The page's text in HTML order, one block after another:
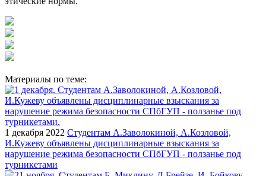
Материалы по теме:
1 декабря 2022 Студентам А.Заволокиной, А.Козловой,
И.Кужеву объявлены дисциплинарные взыскания за
нарушение режима безопасности СПбГУП - ползанье под
турникетами